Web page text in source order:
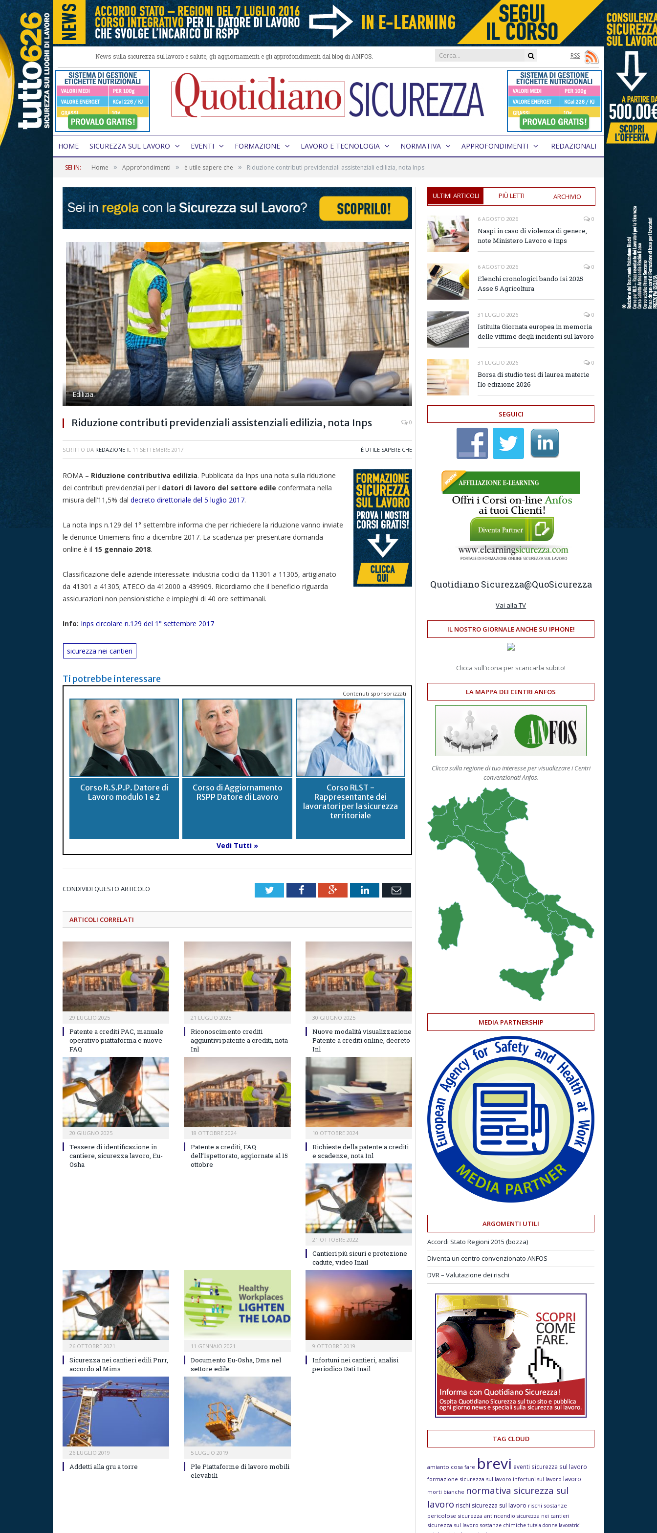
News sulla sicurezza sul lavoro e salute, gli aggiornamenti e gli approfondimenti dal blog di ANFOS. RSS
HOME SICUREZZA SUL LAVORO EVENTI FORMAZIONE LAVORO E TECNOLOGIA NORMATIVA APPROFONDIMENTI REDAZIONALI
SEI IN: Home » Approfondimenti » è utile sapere che » Riduzione contributi previdenziali assistenziali edilizia, nota Inps
Edilizia.
Riduzione contributi previdenziali assistenziali edilizia, nota Inps 0
SCRITTO DA REDAZIONE IL 11 SETTEMBRE 2017 È UTILE SAPERE CHE
ROMA – Riduzione contributiva edilizia. Pubblicata da Inps una nota sulla riduzione
dei contributi previdenziali per i datori di lavoro del settore edile confermata nella
misura dell’11,5% dal decreto direttoriale del 5 luglio 2017.
La nota Inps n.129 del 1° settembre informa che per richiedere la riduzione vanno inviate
le denunce Uniemens fino a dicembre 2017. La scadenza per presentare domanda
online è il 15 gennaio 2018.
Classificazione delle aziende interessate: industria codici da 11301 a 11305, artigianato
da 41301 a 41305; ATECO da 412000 a 439909. Ricordiamo che il beneficio riguarda
assicurazioni non pensionistiche e impieghi di 40 ore settimanali.
Info: Inps circolare n.129 del 1° settembre 2017
sicurezza nei cantieri
Ti potrebbe interessare
Contenuti sponsorizzati
Corso R.S.P.P. Datore di
Lavoro modulo 1 e 2
Corso di Aggiornamento
RSPP Datore di Lavoro
Corso RLST -
Rappresentante dei
lavoratori per la sicurezza
territoriale
Vedi Tutti »
CONDIVIDI QUESTO ARTICOLO TwitterFacebookGoogle+LinkedInEmail
ARTICOLI CORRELATI
29 LUGLIO 2025
Patente a crediti PAC, manuale
operativo piattaforma e nuove
FAQ
21 LUGLIO 2025
Riconoscimento crediti
aggiuntivi patente a crediti, nota
Inl
30 GIUGNO 2025
Nuove modalità visualizzazione
Patente a crediti online, decreto
Inl
20 GIUGNO 2025
Tessere di identificazione in
cantiere, sicurezza lavoro, Eu-
Osha
18 OTTOBRE 2024
Patente a crediti, FAQ
dell’Ispettorato, aggiornate al 15
ottobre
10 OTTOBRE 2024
Richieste della patente a crediti
e scadenze, nota Inl
21 OTTOBRE 2022
Cantieri più sicuri e protezione
cadute, video Inail
26 OTTOBRE 2021
Sicurezza nei cantieri edili Pnrr,
accordo al Mims
11 GENNAIO 2021
Documento Eu-Osha, Dms nel
settore edile
9 OTTOBRE 2019
Infortuni nei cantieri, analisi
periodico Dati Inail
26 LUGLIO 2019
Addetti alla gru a torre
5 LUGLIO 2019
Ple Piattaforme di lavoro mobili
elevabili
ULTIMI ARTICOLI PIÙ LETTI ARCHIVIO
6 AGOSTO 2026 0
Naspi in caso di violenza di genere,
note Ministero Lavoro e Inps
6 AGOSTO 2026 0
Elenchi cronologici bando Isi 2025
Asse 5 Agricoltura
31 LUGLIO 2026 0
Istituita Giornata europea in memoria
delle vittime degli incidenti sul lavoro
31 LUGLIO 2026 0
Borsa di studio tesi di laurea materie
Ilo edizione 2026
SEGUICI
Quotidiano Sicurezza@QuoSicurezza
Vai alla TV
IL NOSTRO GIORNALE ANCHE SU IPHONE!
Clicca sull'icona per scaricarla subito!
LA MAPPA DEI CENTRI ANFOS
Clicca sulla regione di tuo interesse per visualizzare i Centri
convenzionati Anfos.
MEDIA PARTNERSHIP
ARGOMENTI UTILI
Accordi Stato Regioni 2015 (bozza)
Diventa un centro convenzionato ANFOS
DVR – Valutazione dei rischi
TAG CLOUD
amianto cosa fare brevi eventi sicurezza sul lavoro
formazione sicurezza sul lavoro infortuni sul lavoro lavoro
morti bianche normativa sicurezza sul
lavoro rischi sicurezza sul lavoro rischi sostanze
pericolose sicurezza antincendio sicurezza nei cantieri
sicurezza sul lavoro sostanze chimiche tutela donne lavoratrici